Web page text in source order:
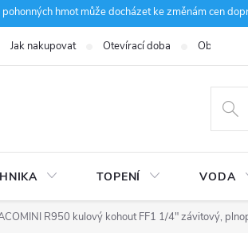
hmot může docházet ke změnám cen
Jak nakupovat Otevírací doba Obchodní
TOPENÍ VODA
R950 kulový kohout FF1 1/4" závitový,